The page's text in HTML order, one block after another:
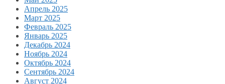
Апрель 2025
Март 2025
Февраль 2025
Январь 2025
Декабрь 2024
Ноябрь 2024
Октябрь 2024
Сентябрь 2024
Август 2024